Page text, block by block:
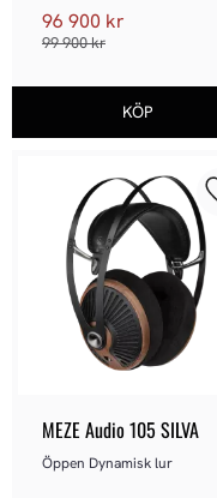
planmagnetisk himmel
96 900 kr
99 900kr
MEZE Audio 105 SILVA
Öppen Dynamisk lur